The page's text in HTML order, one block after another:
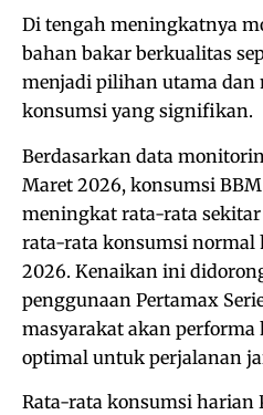
Di tengah meningkatnya
bahan bakar berkualitas
menjadi pilihan utama dan
konsumsi yang signifikan.
Berdasarkan data
Maret 2026, konsumsi
meningkat rata-rata
rata-rata konsumsi normal
2026. Kenaikan ini
penggunaan Pertamax
masyarakat akan performa
optimal untuk perjalanan
Rata-rata konsumsi harian